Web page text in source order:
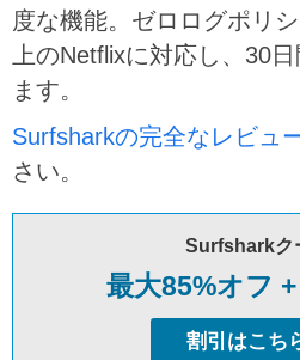
度な機能。ゼロログポリ
上のNetflixに対応し、30
ます。
Surfsharkの完全なレビュ
さい。
Surfsharkク
最大85%オフ
割引はこち